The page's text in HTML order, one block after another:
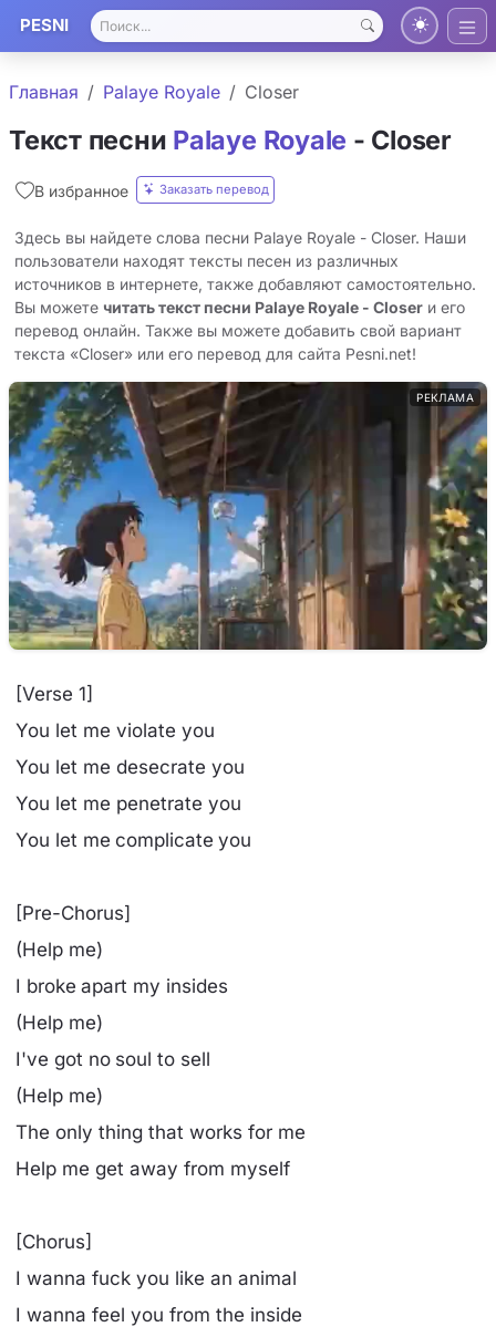
PESNI
Главная Palaye Royale Closer
Текст песни Palaye Royale - Closer
В избранное Заказать перевод
Здесь вы найдете слова песни Palaye Royale - Closer. Наши
пользователи находят тексты песен из различных
источников в интернете, также добавляют самостоятельно.
Вы можете читать текст песни Palaye Royale - Closer и его
перевод онлайн. Также вы можете добавить свой вариант
текста «Closer» или его перевод для сайта Pesni.net!
РЕКЛАМА
[Verse 1]
You let me violate you
You let me desecrate you
You let me penetrate you
You let me complicate you
[Pre-Chorus]
(Help me)
I broke apart my insides
(Help me)
I've got no soul to sell
(Help me)
The only thing that works for me
Help me get away from myself
[Chorus]
I wanna fuck you like an animal
I wanna feel you from the inside